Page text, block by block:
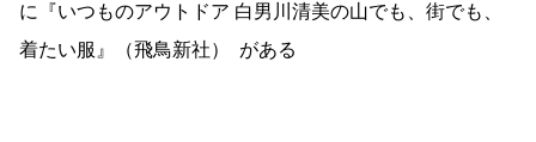
に『いつものアウトドア 白男川清美の山でも、街でも、
着たい服』（飛鳥新社） がある